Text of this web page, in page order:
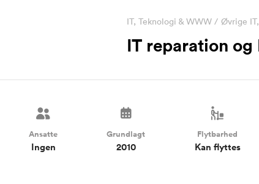
IT, Teknologi & WWW / Øvrige
IT reparation
Ansatte
Ingen
Grundlagt
2010
Flytbarhed
Kan flyttes